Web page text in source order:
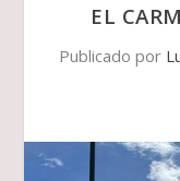
EL
Publicado por